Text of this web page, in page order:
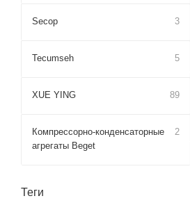
Secop 3
Tecumseh 5
XUE YING 89
Компрессорно-конденсаторные
агрегаты Beget
2
Теги